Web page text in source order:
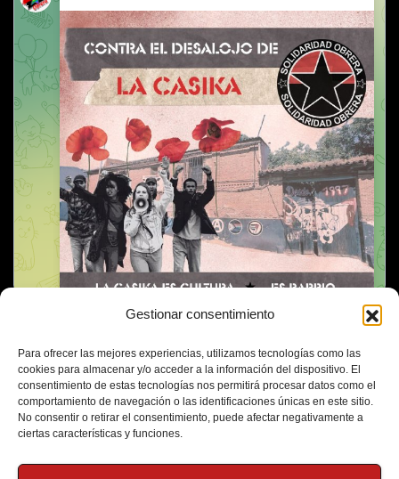
Gestionar consentimiento
Para ofrecer las mejores experiencias, utilizamos tecnologías como las
cookies para almacenar y/o acceder a la información del dispositivo. El
consentimiento de estas tecnologías nos permitirá procesar datos como el
comportamiento de navegación o las identificaciones únicas en este sitio.
No consentir o retirar el consentimiento, puede afectar negativamente a
ciertas características y funciones.